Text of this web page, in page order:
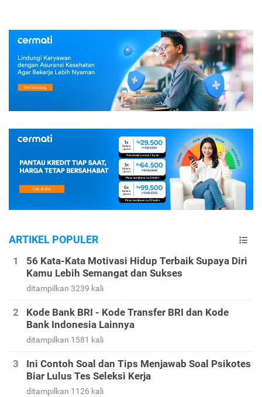
ARTIKEL POPULER
56 Kata-Kata Motivasi Hidup Terbaik Supaya Diri
Kamu Lebih Semangat dan Sukses
ditampilkan 3239 kali
Kode Bank BRI - Kode Transfer BRI dan Kode
Bank Indonesia Lainnya
ditampilkan 1581 kali
Ini Contoh Soal dan Tips Menjawab Soal Psikotes
Biar Lulus Tes Seleksi Kerja
ditampilkan 1126 kali